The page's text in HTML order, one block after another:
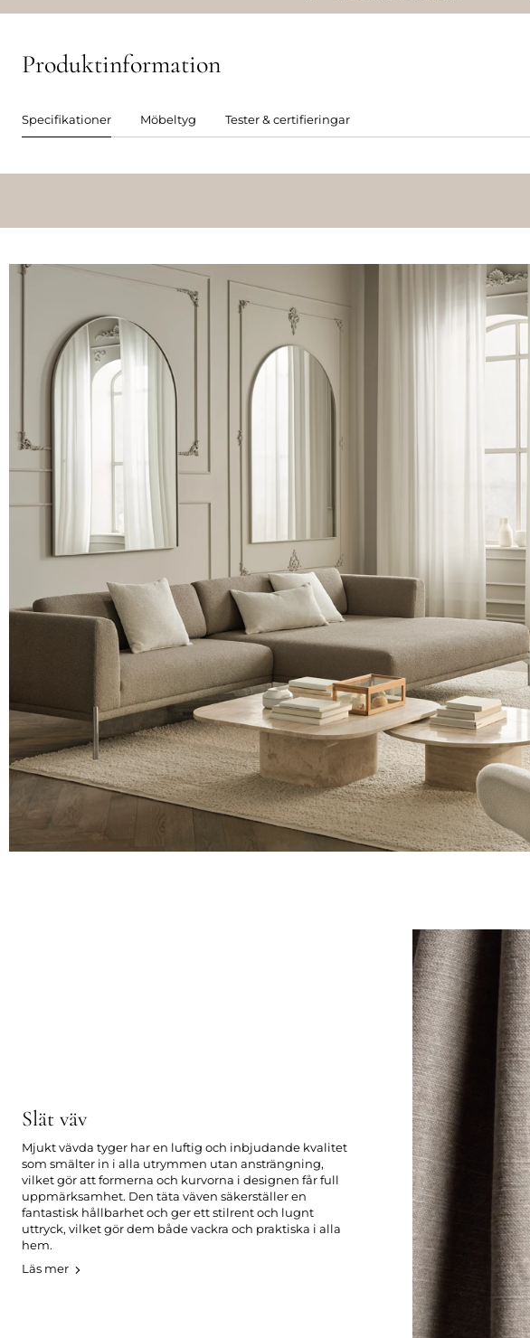
Produktinformation
Specifikationer Möbeltyg Tester & certifieringar
Slät väv
Mjukt vävda tyger har en luftig och inbjudande kvalitet
som smälter in i alla utrymmen utan ansträngning,
vilket gör att formerna och kurvorna i designen får full
uppmärksamhet. Den täta väven säkerställer en
fantastisk hållbarhet och ger ett stilrent och lugnt
uttryck, vilket gör dem både vackra och praktiska i alla
hem.
Läs mer